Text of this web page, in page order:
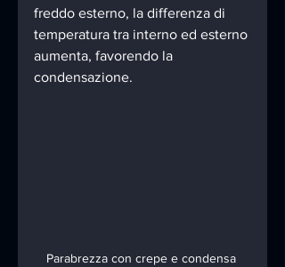
freddo esterno, la differenza di
temperatura tra interno ed esterno
aumenta, favorendo la
condensazione.
Parabrezza con crepe e condensa